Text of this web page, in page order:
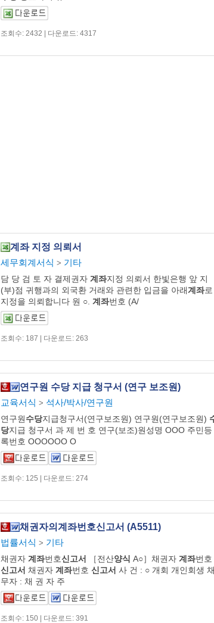
조회수: 2432 | 다운로드: 4317
계좌 지정 의뢰서
세무회계서식 > 기타
담 당 검 토 자 결제권자 계좌지정 의뢰서 한빛은행 앞 지
(부)점 귀행과의 외국환 거래와 관련한 입금을 아래계좌로
지정을 의뢰합니다 원 ○. 계좌번호 (A/
조회수: 187 | 다운로드: 263
연구원 수당 지급 청구서 (연구 보조원)
교육서식 > 석사/박사/연구원
연구원수당지급청구서(연구보조원) 연구원(연구보조원)
당지급 청구서 과 제 번 호 연구(보조)원성명 OOO 주민등
록번호 OOOOOO O
조회수: 125 | 다운로드: 274
채권자의계좌번호신고서 (A5511)
법률서식 > 기타
채권자 계좌번호신고서 ［전산양식 A○］채권자 계좌번호
신고서 채권자 계좌번호 신고서 사 건 : ○ 개회 개인회생
무자 : 채 권 자 주
조회수: 150 | 다운로드: 391